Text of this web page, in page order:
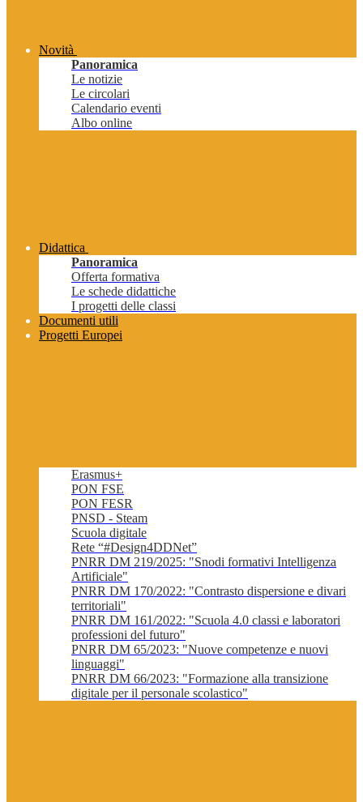
Novità
Panoramica
Le notizie
Le circolari
Calendario eventi
Albo online
Didattica
Panoramica
Offerta formativa
Le schede didattiche
I progetti delle classi
Documenti utili
Progetti Europei
Erasmus+
PON FSE
PON FESR
PNSD - Steam
Scuola digitale
Rete “#Design4DDNet”
PNRR DM 219/2025: "Snodi formativi Intelligenza
Artificiale"
PNRR DM 170/2022: "Contrasto dispersione e divari
territoriali"
PNRR DM 161/2022: "Scuola 4.0 classi e laboratori
professioni del futuro"
PNRR DM 65/2023: "Nuove competenze e nuovi
linguaggi"
PNRR DM 66/2023: "Formazione alla transizione
digitale per il personale scolastico"